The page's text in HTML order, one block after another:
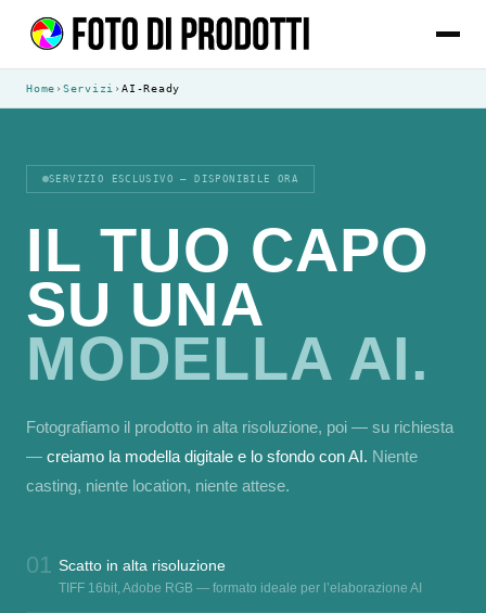
Home › Servizi ›AI-Ready
SERVIZIO ESCLUSIVO — DISPONIBILE ORA
IL TUO CAPO
SU UNA
MODELLA AI.
Fotografiamo il prodotto in alta risoluzione, poi — su richiesta
— creiamo la modella digitale e lo sfondo con AI. Niente
casting, niente location, niente attese.
01 Scatto in alta risoluzione
TIFF 16bit, Adobe RGB — formato ideale per l’elaborazione AI